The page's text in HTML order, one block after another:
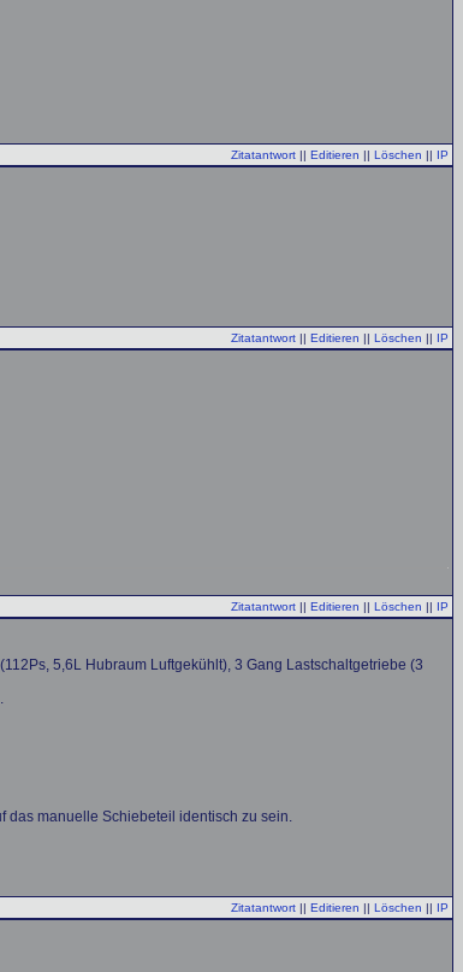
Zitatantwort || Editieren || Löschen || IP
Zitatantwort || Editieren || Löschen || IP
Zitatantwort || Editieren || Löschen || IP
5,6L Hubraum Luftgekühlt), 3 Gang Lastschaltgetriebe (3
das manuelle Schiebeteil identisch zu sein.
Zitatantwort || Editieren || Löschen || IP